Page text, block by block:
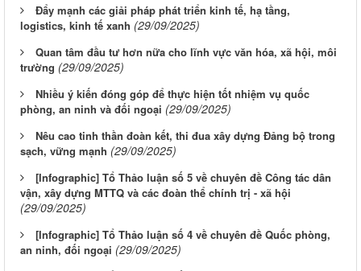
Đẩy mạnh các giải pháp phát triển kinh tế, hạ tầng,
logistics, kinh tế xanh (29/09/2025)
Quan tâm đầu tư hơn nữa cho lĩnh vực văn hóa, xã hội, môi
trường (29/09/2025)
Nhiều ý kiến đóng góp để thực hiện tốt nhiệm vụ quốc
phòng, an ninh và đối ngoại (29/09/2025)
Nêu cao tinh thần đoàn kết, thi đua xây dựng Đảng bộ trong
sạch, vững mạnh (29/09/2025)
[Infographic] Tổ Thảo luận số 5 về chuyên đề Công tác dân
vận, xây dựng MTTQ và các đoàn thể chính trị - xã hội
(29/09/2025)
[Infographic] Tổ Thảo luận số 4 về chuyên đề Quốc phòng,
an ninh, đối ngoại (29/09/2025)